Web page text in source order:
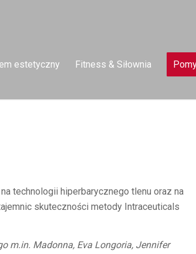
estetyczny Fitness & Siłownia
technologii hiperbarycznego tlenu oraz na
skuteczności metody Intraceuticals
m.in. Madonna, Eva Longoria, Jennifer